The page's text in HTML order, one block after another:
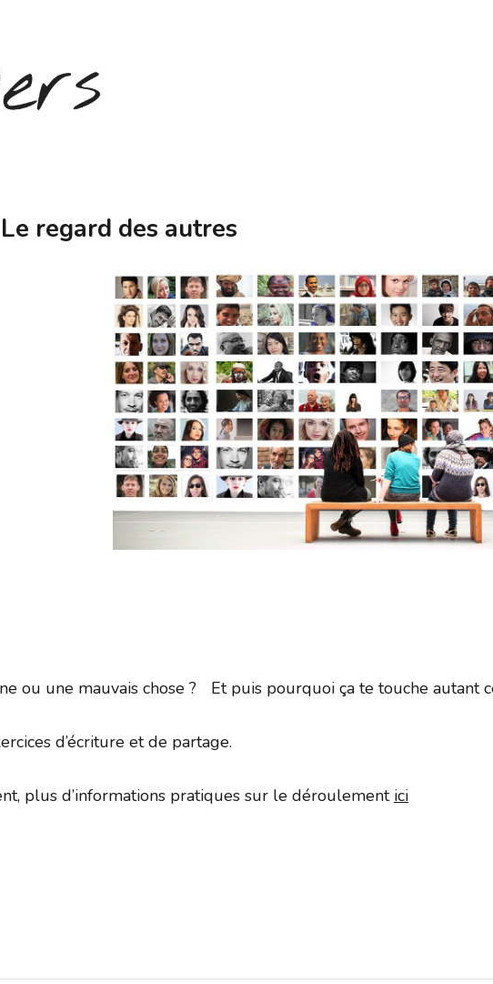
Le regard des autres
iCalendar Office 365
ou une mauvais chose ? Et puis pourquoi ça te touche autant
d’écriture et de partage.
plus d’informations pratiques sur le déroulement ici